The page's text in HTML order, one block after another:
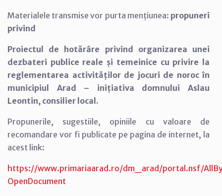
Materialele transmise vor purta mențiunea: propuneri
privind
Proiectul de hotărâre privind organizarea unei
dezbateri publice reale și temeinice cu privire la
reglementarea activităților de jocuri de noroc în
municipiul Arad – inițiativa domnului Aslau
Leontin, consilier local.
Propunerile, sugestiile, opiniile cu valoare de
recomandare vor fi publicate pe pagina de internet, la
acest link:
https://www.primariaarad.ro/dm_arad/portal.nsf/
OpenDocument